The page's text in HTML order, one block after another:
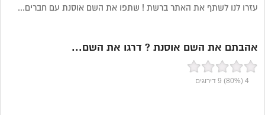
עזרו לנו לשתף את האתר ברשת ! שתפו את השם אוסנת עם חברים...
אהבתם את השם אוסנת ? דרגו את השם...
4
(80%)
9דירוגים